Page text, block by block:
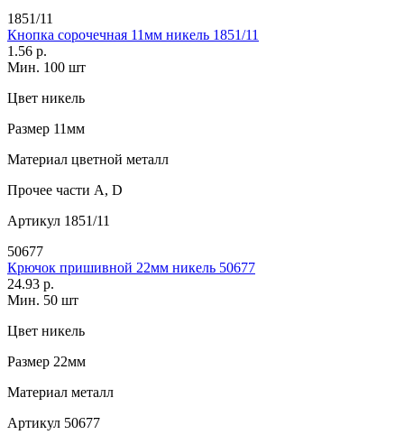
1851/11
Кнопка сорочечная 11мм никель 1851/11
1.56 р.
Мин. 100 шт
Цвет никель
Размер 11мм
Материал цветной металл
Прочее части А, D
Артикул 1851/11
50677
Крючок пришивной 22мм никель 50677
24.93 р.
Мин. 50 шт
Цвет никель
Размер 22мм
Материал металл
Артикул 50677